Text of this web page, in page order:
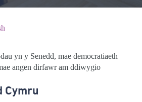
yn y Senedd, mae democratiaeth
angen dirfawr am ddiwygio
Cymru